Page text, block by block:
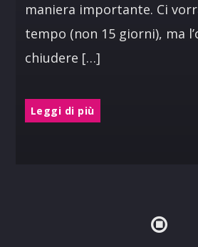
maniera importante. Ci
tempo (non 15 giorni), ma
chiudere […]
Leggi di più